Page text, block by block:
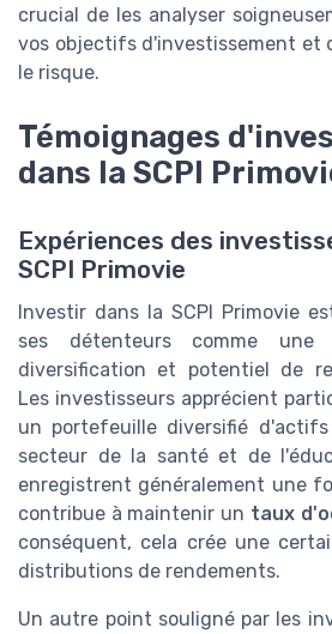
crucial de les analyser
vos objectifs d'investissement et
le risque.
Témoignages
dans la SCPI
Expériences des
SCPI Primovie
Investir dans la SCPI Primovie
ses détenteurs comme une
diversification et potentiel de
Les investisseurs apprécient
un portefeuille diversifié
secteur de la santé et de
enregistrent généralement une
contribue à maintenir un taux
conséquent, cela crée une
distributions de rendements.
Un autre point souligné par les